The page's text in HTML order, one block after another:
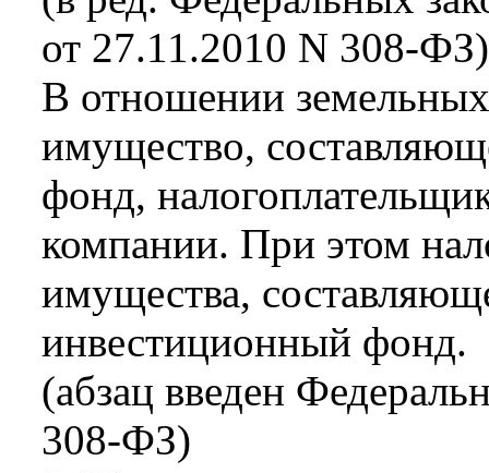
от 27.11.2010 N 308-ФЗ)
В отношении
имущество,
фонд,
компании. При этом
имущества,
инвестиционный фонд.
(абзац введен
308-ФЗ)